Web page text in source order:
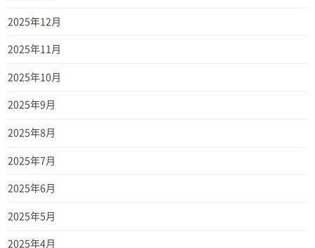
2025年12月
2025年11月
2025年10月
2025年9月
2025年8月
2025年7月
2025年6月
2025年5月
2025年4月